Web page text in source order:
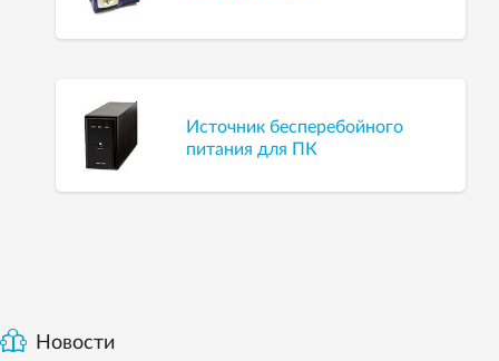
Источник бесперебойного
питания для ПК
Новости